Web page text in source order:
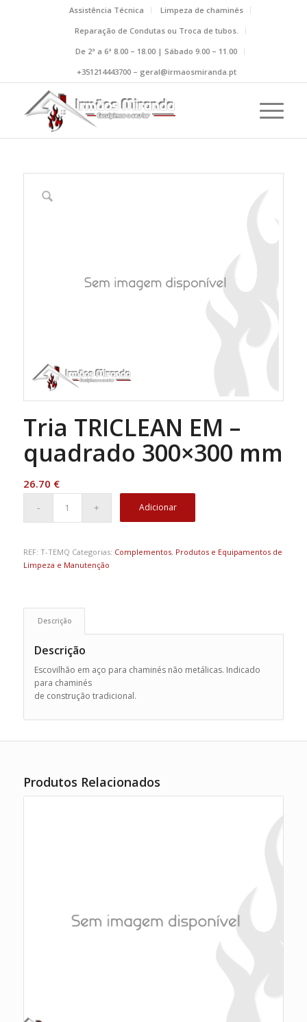
Assistência Técnica
Limpeza de chaminés
Reparação de Condutas ou Troca de tubos.
De 2ª a 6ª 8.00 – 18.00 | Sábado 9.00 – 11.00
+351214443700 – geral@irmaosmiranda.pt
Tria TRICLEAN EM –
quadrado 300×300 mm
26.70 €
Adicionar
REF: T-TEMQ Categorias: Complementos, Produtos e Equipamentos de
Limpeza e Manutenção
Descrição
Descrição
Escovilhão em aço para chaminés não metálicas. Indicado
para chaminés
de construção tradicional.
Produtos Relacionados